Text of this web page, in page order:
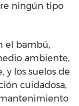
ningún tipo
el bambú,
ambiente,
y los suelos de
cuidadosa,